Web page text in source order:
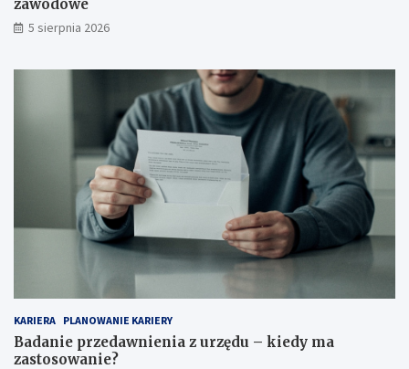
zawodowe
5 sierpnia 2026
KARIERA PLANOWANIE KARIERY
Badanie przedawnienia z urzędu – kiedy ma
zastosowanie?